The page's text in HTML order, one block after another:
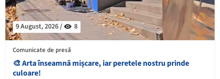
9 August, 2026 / 8
Comunicate de presă
🎨 Arta înseamnă mișcare, iar peretele nostru prinde
culoare!